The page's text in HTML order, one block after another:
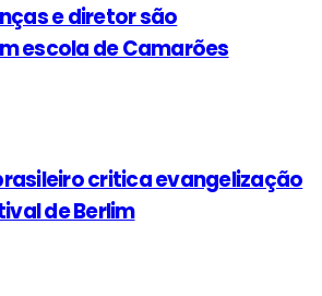
e diretor são
escola de Camarões
critica evangelização
de Berlim